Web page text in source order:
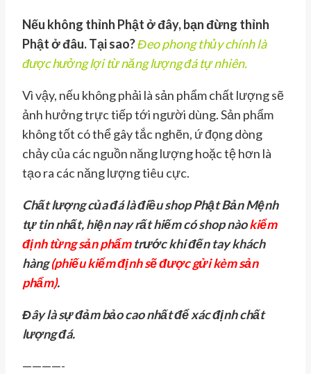
Nếu không thỉnh Phật ở đây, bạn đừng thỉnh
Phật ở đâu. Tại sao?Đeo phong thủy chính là
được hưởng lợi từ năng lượng đá tự nhiên.
Vì vậy, nếu không phải là sản phẩm chất lượng sẽ
ảnh hưởng trực tiếp tới người dùng. Sản phẩm
không tốt có thể gây tắc nghẽn, ứ đọng dòng
chảy của các nguồn năng lượng hoặc tệ hơn là
tạo ra các năng lượng tiêu cực.
Chất lượng của đá là điều shop Phật Bản Mệnh
tự tin nhất, hiện nay rất hiếm có shop nàokiểm
định từng sản phẩmtrước khi đến tay khách
hàng(phiếu kiểm định sẽ được gửi kèm sản
phẩm).
Đây là sự đảm bảo cao nhất để xác định chất
lượng đá.
————-